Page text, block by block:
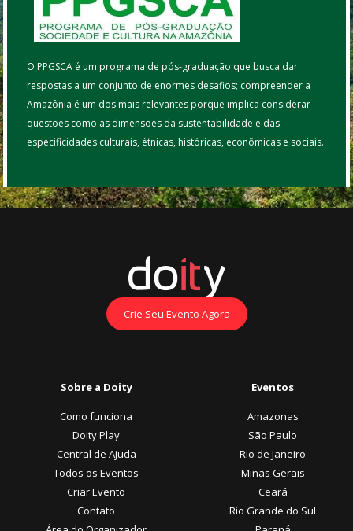
O PPGSCA é um programa de pós-graduação que busca dar
respostas a um conjunto de enormes desafios; compreender a
Amazônia é um dos mais relevantes porque implica considerar
questões como as dimensões da sustentabilidade e das
especificidades culturais, étnicas, históricas, econômicas e sociais.
Crie Seu Evento Agora
Sobre a Doity
Como funciona
Doity Play
Central de Ajuda
Todos os Eventos
Criar Evento
Contato
Eventos
Amazonas
São Paulo
Rio de Janeiro
Minas Gerais
Ceará
Rio Grande do Sul